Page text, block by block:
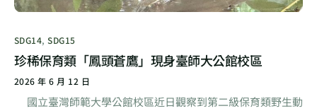
SDG14,SDG15
珍稀保育類「鳳頭蒼鷹」現身臺師大公館校區
2026 年 6 月 12 日
國立臺灣師範大學公館校區近日觀察到第二級保育類野生動